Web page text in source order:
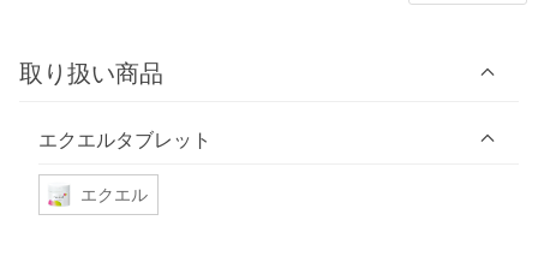
取り扱い商品
エクエルタブレット
エクエル